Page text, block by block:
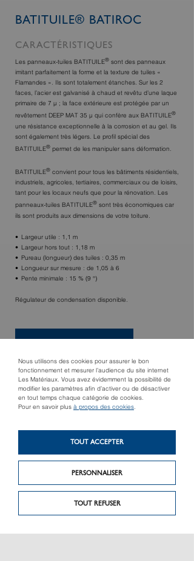
Nous utilisons des cookies pour assurer le bon
fonctionnement et mesurer l’audience du site internet
Les Matériaux. Vous avez évidemment la possibilité de
modifier les paramètres afin d’activer ou de désactiver
en tout temps chaque catégorie de cookies.
Pour en savoir plus à propos des cookies.
TOUT REFUSER
PERSONNALISER
TOUT ACCEPTER
BATITUILE® BATIROC
CARACTÉRISTIQUES
Les panneaux-tuiles BATITUILE® sont des panneaux
imitant parfaitement la forme et la texture de tuiles «
Flamandes ». Ils sont totalement étanches. Sur les 2
faces, l’acier est galvanisé à chaud et revêtu d’une laque
primaire de 7 μ ; la face extérieure est protégée par un
revêtement DEEP MAT 35 μ qui confère aux BATITUILE®
une résistance exceptionnelle à la corrosion et au gel. Ils
sont également très légers. Le profil spécial des
BATITUILE® permet de les manipuler sans déformation.
BATITUILE® convient pour tous les bâtiments résidentiels,
industriels, agricoles, tertiaires, commerciaux ou de loisirs,
tant pour les locaux neufs que pour la rénovation. Les
panneaux-tuiles BATITUILE® sont très économiques car
ils sont produits aux dimensions de votre toiture.
Largeur utile : 1,1 m
Largeur hors tout : 1,18 m
Pureau (longueur) des tuiles : 0,35 m
Longueur sur mesure : de 1,05 à 6
Pente minimale : 15 % (9 °)
Régulateur de condensation disponible.
BatiCLIP® Couvertures sèches